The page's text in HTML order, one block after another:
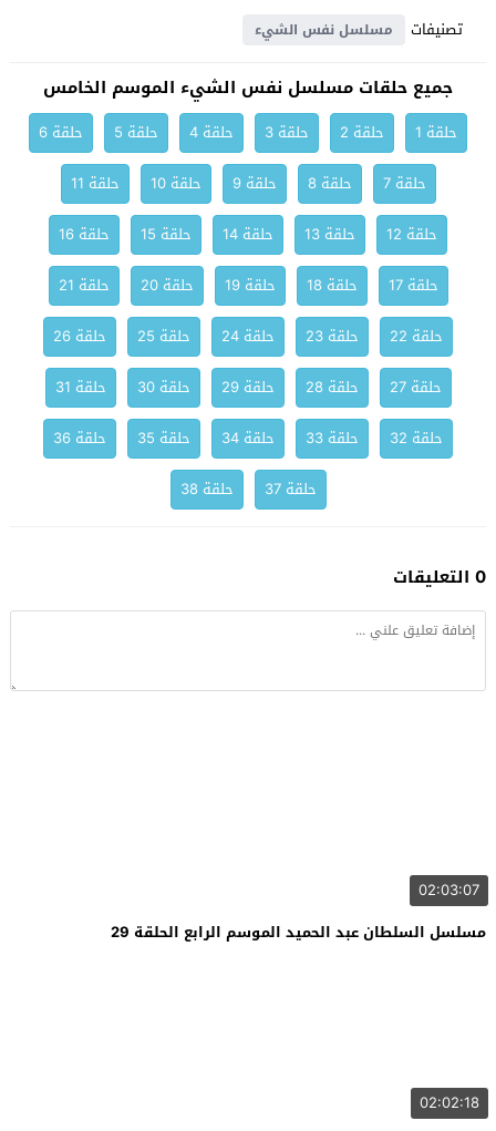
تصنيفات
مسلسل نفس الشيء
جميع حلقات مسلسل نفس الشيء الموسم الخامس
حلقة 1 حلقة 2 حلقة 3 حلقة 4 حلقة 5
حلقة 6
حلقة 7
حلقة 8 حلقة 9 حلقة 10
حلقة 11
حلقة 12
حلقة 13 حلقة 14 حلقة 15
حلقة 16
حلقة 17
حلقة 18 حلقة 19 حلقة 20
حلقة 21
حلقة 22
حلقة 23 حلقة 24 حلقة 25
حلقة 26
حلقة 27
حلقة 28 حلقة 29 حلقة 30
حلقة 31
حلقة 32
حلقة 33 حلقة 34 حلقة 35
حلقة 36
حلقة 37
حلقة 38
0 التعليقات
02:03:07
مسلسل السلطان عبد الحميد الموسم الرابع الحلقة 29
02:02:18